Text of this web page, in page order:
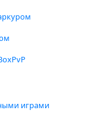
играми